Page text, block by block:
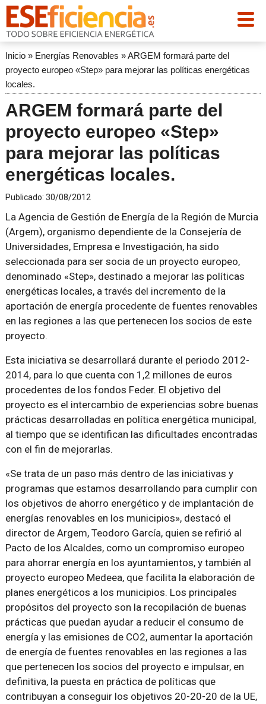
Inicio» Energías Renovables »ARGEM formará parte del
proyecto europeo «Step» para mejorar las políticas energéticas
locales.
ARGEM formará parte del
proyecto europeo «Step»
para mejorar las políticas
energéticas locales.
Publicado: 30/08/2012
La Agencia de Gestión de Energía de la Región de Murcia
(Argem), organismo dependiente de la Consejería de
Universidades, Empresa e Investigación, ha sido
seleccionada para ser socia de un proyecto europeo,
denominado «Step», destinado a mejorar las políticas
energéticas locales, a través del incremento de la
aportación de energía procedente de fuentes renovables
en las regiones a las que pertenecen los socios de este
proyecto.
Esta iniciativa se desarrollará durante el periodo 2012-
2014, para lo que cuenta con 1,2 millones de euros
procedentes de los fondos Feder. El objetivo del
proyecto es el intercambio de experiencias sobre buenas
prácticas desarrolladas en política energética municipal,
al tiempo que se identifican las dificultades encontradas
con el fin de mejorarlas.
«Se trata de un paso más dentro de las iniciativas y
programas que estamos desarrollando para cumplir con
los objetivos de ahorro energético y de implantación de
energías renovables en los municipios», destacó el
director de Argem, Teodoro García, quien se refirió al
Pacto de los Alcaldes, como un compromiso europeo
para ahorrar energía en los ayuntamientos, y también al
proyecto europeo Medeea, que facilita la elaboración de
planes energéticos a los municipios. Los principales
propósitos del proyecto son la recopilación de buenas
prácticas que puedan ayudar a reducir el consumo de
energía y las emisiones de CO2, aumentar la aportación
de energía de fuentes renovables en las regiones a las
que pertenecen los socios del proyecto e impulsar, en
definitiva, la puesta en práctica de políticas que
contribuyan a conseguir los objetivos 20-20-20 de la UE,